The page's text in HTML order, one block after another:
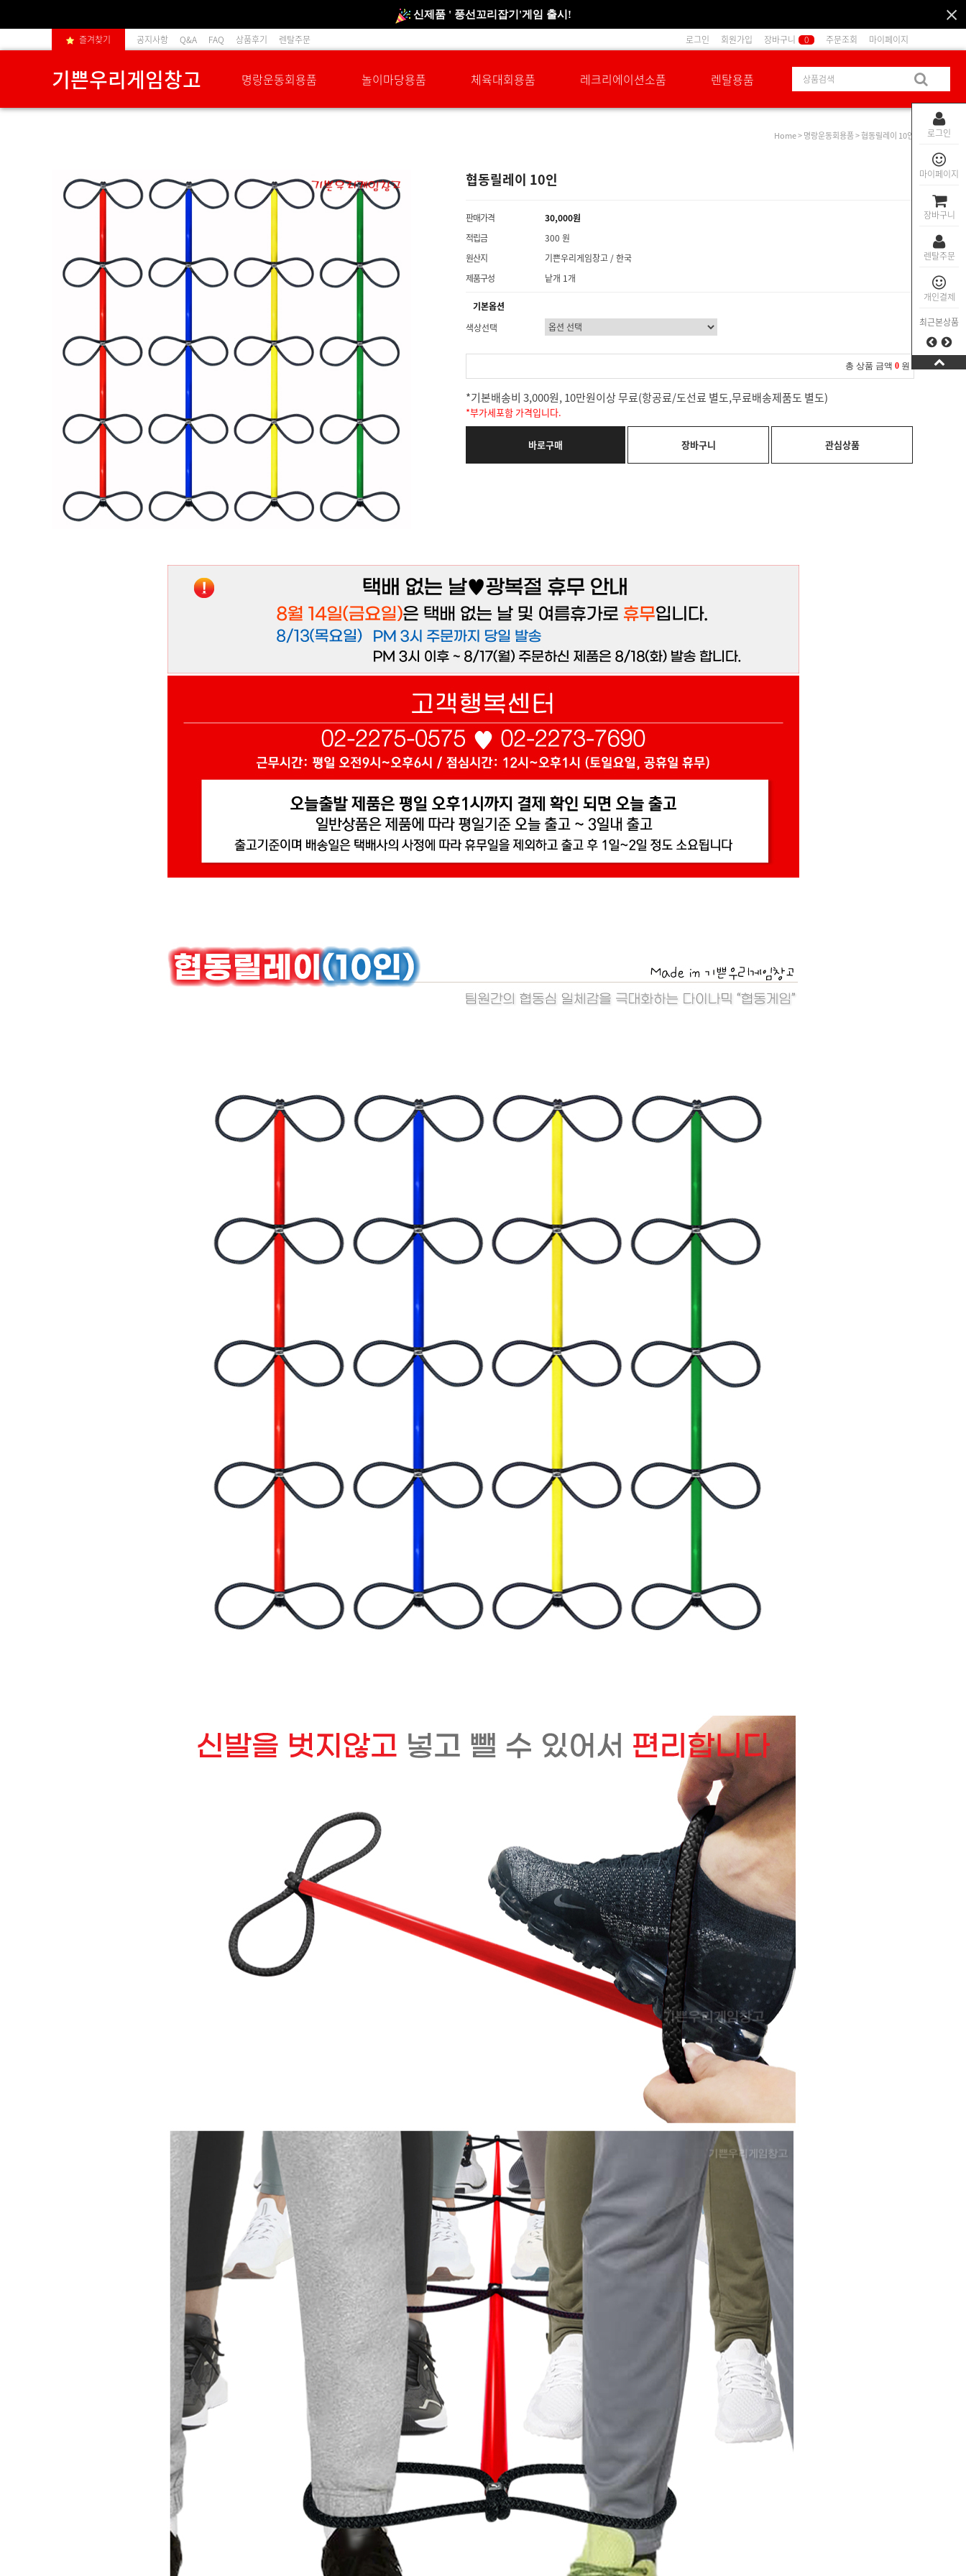
신제품 ' 풍선꼬리잡기'게임 출시!
로그인
마이페이지
장바구니
렌탈주문
개인결제
최근본상품
즐겨찾기 공지사항 Q&A FAQ 상품후기 렌탈주문 로그인 회원가입 장바구니 0 주문조회 마이페이지
기쁜우리게임창고 명랑운동회용품 놀이마당용품 체육대회용품 레크리에이션소품 렌탈용품
Home>명랑운동회용품> 협동릴레이 10인
협동릴레이 10인
판매가격
30,000원
적립금
300 원
원산지
기쁜우리게임창고 / 한국
제품구성
낱개 1개
기본옵션
색상선택
총 상품 금액 0 원
*기본배송비 3,000원, 10만원이상 무료(항공료/도선료 별도,무료배송제품도 별도)
*부가세포함 가격입니다.
바로구매 장바구니 관심상품